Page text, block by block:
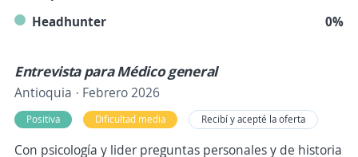
Headhunter
0%
Entrevista para Médico general
Antioquia · Febrero 2026
Positiva Dificultad media Recibí y acepté la oferta
Con psicología y lider preguntas personales y de historia